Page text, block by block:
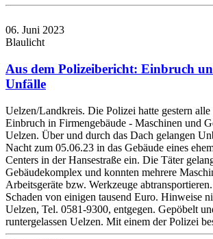
06. Juni 2023
Blaulicht
Aus dem Polizeibericht: Einbruch
Unfälle
Uelzen/Landkreis. Die Polizei hatte gestern
Einbruch in Firmengebäude - Maschinen und
Uelzen. Über und durch das Dach gelangen
Nacht zum 05.06.23 in das Gebäude eines
Centers in der Hansestraße ein. Die Täter
Gebäudekomplex und konnten mehrere
Arbeitsgeräte bzw. Werkzeuge
Schaden von einigen tausend Euro. Hinweise
Uelzen, Tel. 0581-9300, entgegen. Gepöbelt
runtergelassen Uelzen. Mit einem der Polizei